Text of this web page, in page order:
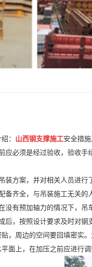
： 山西钢支撑施工安全措
应必须是经过验收，验收
装方案，并对相关人员进行
备齐全，与吊装施工无关
没有预加轴力的情况下，
后，按照设计要求及时对
，周边的空间要回填密实。
面上，在加压之前应进行